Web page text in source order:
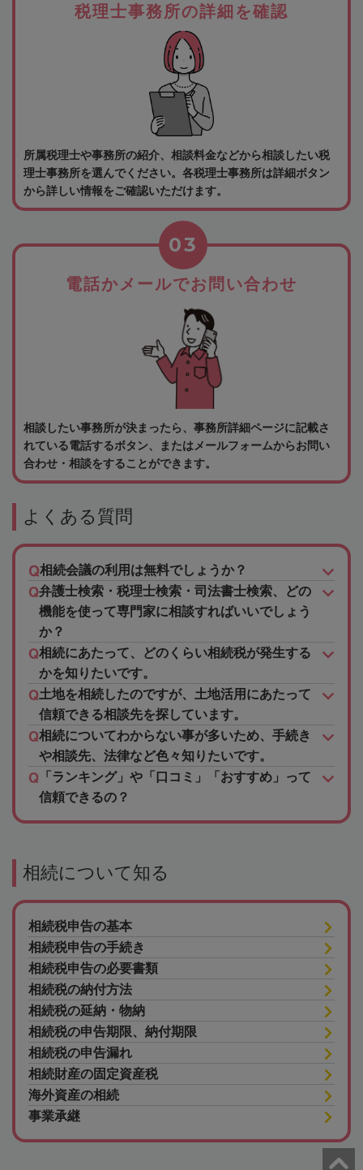
税理士事務所の詳細を確認
所属税理士や事務所の紹介、相談料金などから相談したい税
理士事務所を選んでください。各税理士事務所は詳細ボタン
から詳しい情報をご確認いただけます。
電話かメールでお問い合わせ
03
相談したい事務所が決まったら、事務所詳細ページに記載さ
れている電話するボタン、またはメールフォームからお問い
合わせ・相談をすることができます。
よくある質問
相続会議の利用は無料でしょうか？
弁護士検索・税理士検索・司法書士検索、どの
機能を使って専門家に相談すればいいでしょう
か？
相続にあたって、どのくらい相続税が発生する
かを知りたいです。
土地を相続したのですが、土地活用にあたって
信頼できる相談先を探しています。
相続についてわからない事が多いため、手続き
や相談先、法律など色々知りたいです。
「ランキング」や「口コミ」「おすすめ」って
信頼できるの？
相続について知る
相続税申告の基本
相続税申告の手続き
相続税申告の必要書類
相続税の納付方法
相続税の延納・物納
相続税の申告期限、納付期限
相続税の申告漏れ
相続財産の固定資産税
海外資産の相続
事業承継